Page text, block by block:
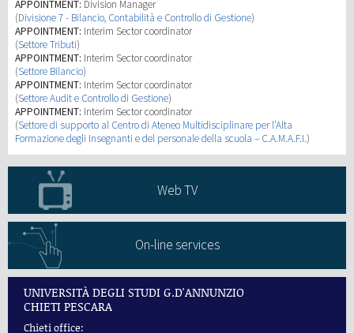
III Mission
APPOINTMENT: Division Manager
(Divisione 7 - Bilancio, Contabilità e Controllo di Gestione)
APPOINTMENT: Interim Sector coordinator
(Settore Tributi)
APPOINTMENT: Interim Sector coordinator
(Settore Bilancio)
APPOINTMENT: Interim Sector coordinator
(Settore Audit e Controllo di Gestione)
APPOINTMENT: Interim Sector coordinator
(Settore di supporto al Centro di Ateneo Multidisciplinare per l’Alta
Formazione degli Insegnanti e del personale della scuola – C.A.M.A.F.I.)
Web TV
On-line services
UNIVERSITÀ DEGLI STUDI G.D'ANNUNZIO
CHIETI PESCARA
Chieti office: